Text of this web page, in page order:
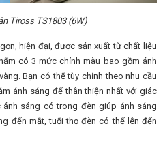
Tiross TS1803 (6W)
hiện đại, được sản xuất từ chất liệu
có 3 mức chỉnh màu bao gồm ánh
Bạn có thể tùy chỉnh theo nhu cầu
ánh sáng để thân thiện nhất với giác
sáng có trong đèn giúp ánh sáng
đến mắt, tuổi thọ đèn có thể lên đến